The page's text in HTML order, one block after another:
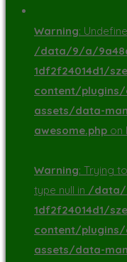
Warning:
/data/9/a/
1df2f24014d1/
content/
assets/data-
awesome.php on
Warning: Trying
type null in /data/
1df2f24014d1/
content/
assets/data-